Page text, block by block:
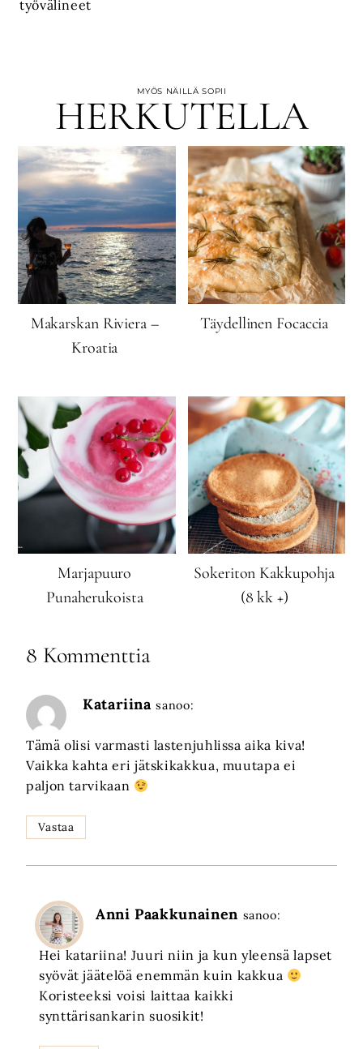
työvälineet
MYÖS NÄILLÄ SOPII
HERKUTELLA
Makarskan Riviera –
Kroatia
Täydellinen Focaccia
Marjapuuro
Punaherukoista
Sokeriton Kakkupohja
(8 kk +)
8 Kommenttia
Katariina sanoo:
Tämä olisi varmasti lastenjuhlissa aika kiva!
Vaikka kahta eri jätskikakkua, muutapa ei
paljon tarvikaan
Vastaa
Anni Paakkunainen sanoo:
Hei katariina! Juuri niin ja kun yleensä lapset
syövät jäätelöä enemmän kuin kakkua
Koristeeksi voisi laittaa kaikki
synttärisankarin suosikit!